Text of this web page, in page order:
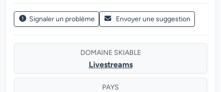
Signaler un problème Envoyer une suggestion
DOMAINE SKIABLE
Livestreams
PAYS